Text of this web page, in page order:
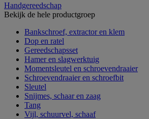
Handgereedschap
Bekijk de hele productgroep
Bankschroef, extractor en klem
Dop en ratel
Gereedschapsset
Hamer en slagwerktuig
Momentsleutel en schroevendraaier
Schroevendraaier en schroefbit
Sleutel
Snijmes, schaar en zaag
Tang
Vijl, schuurvel, schaaf